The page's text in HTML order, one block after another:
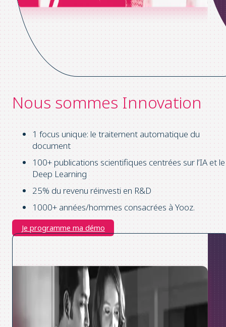
Nous sommes Innovation
1 focus unique: le traitement automatique du
document
100+ publications scientifiques centrées sur l’IA et le
Deep Learning
25% du revenu réinvesti en R&D
1000+ années/hommes consacrées à Yooz.
Je programme ma démo